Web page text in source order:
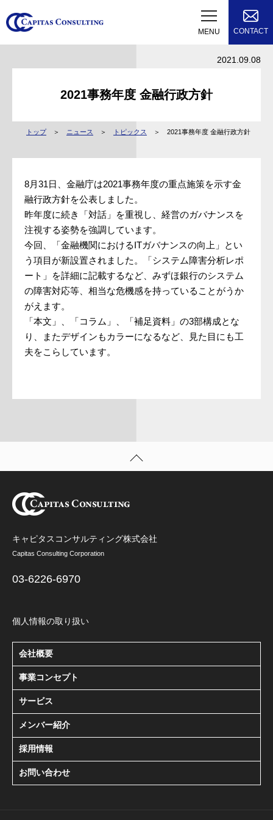
MENU CONTACT
2021.09.08
2021事務年度 金融行政方針
トップ ニュース トピックス 2021事務年度 金融行政方針
8月31日、金融庁は2021事務年度の重点施策を示す金
融行政方針を公表しました。
昨年度に続き「対話」を重視し、経営のガバナンスを
注視する姿勢を強調しています。
今回、「金融機関におけるITガバナンスの向上」とい
う項目が新設置されました。「システム障害分析レポ
ート」を詳細に記載するなど、みずほ銀行のシステム
の障害対応等、相当な危機感を持っていることがうか
がえます。
「本文」、「コラム」、「補足資料」の3部構成とな
り、またデザインもカラーになるなど、見た目にも工
夫をこらしています。
キャピタスコンサルティング株式会社
Capitas Consulting Corporation
03-6226-6970
個人情報の取り扱い
会社概要
事業コンセプト
サービス
メンバー紹介
採用情報
お問い合わせ